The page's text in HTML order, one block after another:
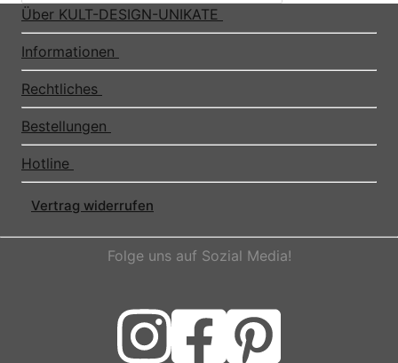
Über KULT-DESIGN-UNIKATE
Informationen
Rechtliches
Bestellungen
Hotline
Vertrag widerrufen
Folge uns auf Sozial Media!